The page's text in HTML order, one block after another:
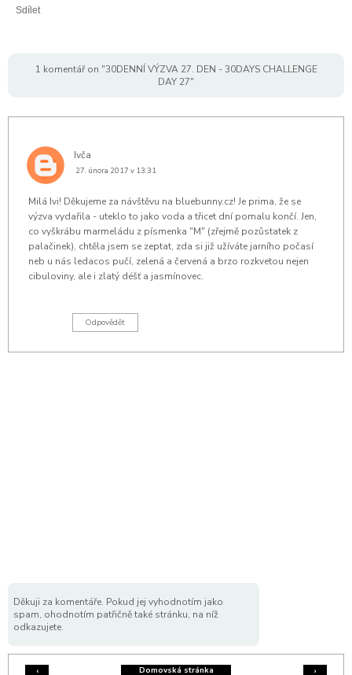
Sdílet
1 komentář on "30DENNÍ VÝZVA 27. DEN - 30DAYS CHALLENGE
DAY 27"
Ivča
27. února 2017 v 13:31
Milá Ivi! Děkujeme za návštěvu na bluebunny.cz! Je prima, že se
výzva vydařila - uteklo to jako voda a třicet dní pomalu končí. Jen,
co vyškrábu marmeládu z písmenka "M" (zřejmě pozůstatek z
palačinek), chtěla jsem se zeptat, zda si již užíváte jarního počasí
neb u nás ledacos pučí, zelená a červená a brzo rozkvetou nejen
cibuloviny, ale i zlatý déšť a jasmínovec.
Odpovědět
Děkuji za komentáře. Pokud jej vyhodnotím jako
spam, ohodnotím patřičně také stránku, na níž
odkazujete.
‹ ›
Domovská stránka